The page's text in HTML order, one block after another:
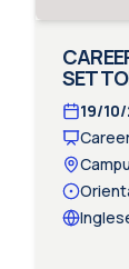
19/